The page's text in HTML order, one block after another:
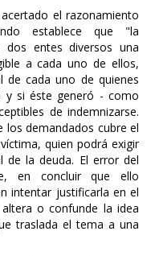
el razonamiento
establece que "la
entes diversos una
a cada uno de ellos,
de cada uno de quienes
y si éste generó - como
de indemnizarse.
los demandados cubre el
quien podrá exigir
de la deuda. El error del
en concluir que ello
intentar justificarla en el
o confunde la idea
traslada el tema a una